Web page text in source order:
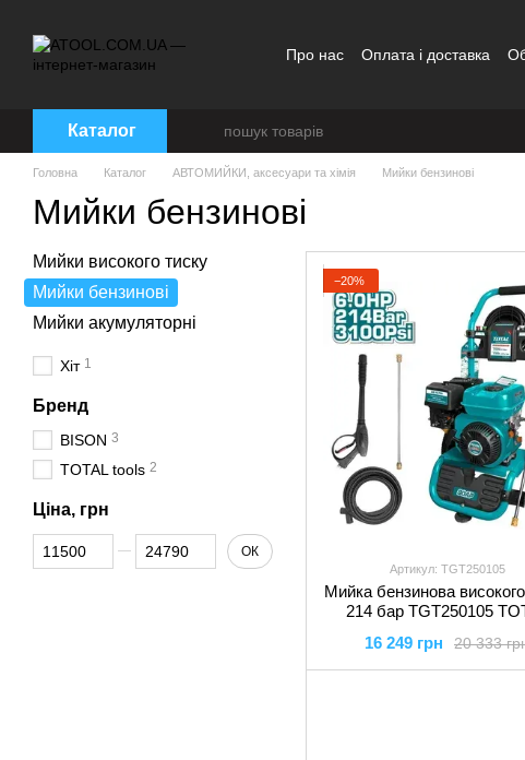
Про нас Оплата і доставка
Каталог
Головна Каталог АВТОМИЙКИ, аксесуари та хімія Мийки бензинові
Мийки бензинові
−20%
Артикул: TGT250105
Мийка бензинова
214 бар TGT250105
20 333
16 249 грн
Мийки високого тиску
Мийки бензинові
Мийки акумуляторні
Хіт 1
Бренд
BISON 3
TOTAL tools 2
Ціна, грн
Від Ціна, грн
До Ціна, грн ОК